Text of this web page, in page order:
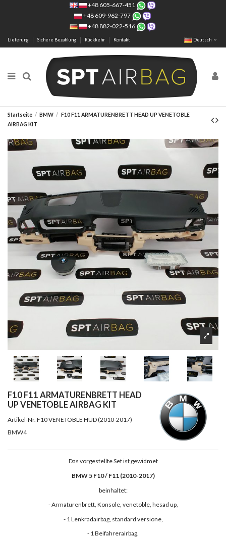
+48 605-667-451
+48 609-962-797
+48 882-022-516
Lieferung Sichere Bezahlung Rückkehr Kontakt Deutsch
Startseite BMW
F10 F11 ARMATURENBRETT HEAD UP VENETOBLE
AIRBAG KIT
F10 F11 ARMATURENBRETT HEAD
UP VENETOBLE AIRBAG KIT
Artikel-Nr. F10 VENETOBLE HUD (2010-2017)
BMW4
Das vorgestellte Set ist gewidmet
BMW 5 F10 / F11 (2010-2017)
beinhaltet:
- Armaturenbrett, Konsole, venetoble, hesad up,
- 1 Lenkradairbag, standard versione,
- 1 Beifahrerairbag.